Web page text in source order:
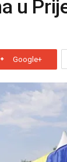
u
Google+